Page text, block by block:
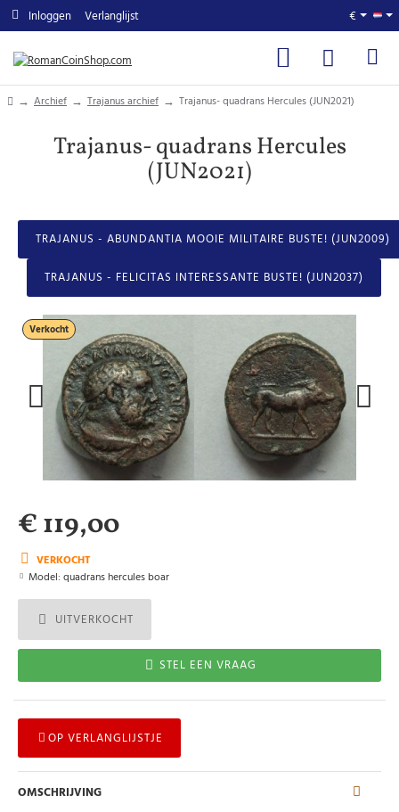
Inloggen Verlanglijst €
homeArchief Trajanus archief Trajanus- quadrans Hercules (JUN2021)
Trajanus- quadrans Hercules
(JUN2021)
TRAJANUS - ABUNDANTIA MOOIE MILITAIRE BUSTE! (JUN2009)
TRAJANUS - FELICITAS INTERESSANTE BUSTE! (JUN2037)
Verkocht
VERKOCHT
Model: quadrans hercules boar
€ 119,00
UITVERKOCHT
STEL EEN VRAAG
OP VERLANGLIJSTJE
OMSCHRIJVING